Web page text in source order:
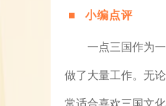
小编点评
一点三国作为
做了大量工作。无
常适合喜欢三国文